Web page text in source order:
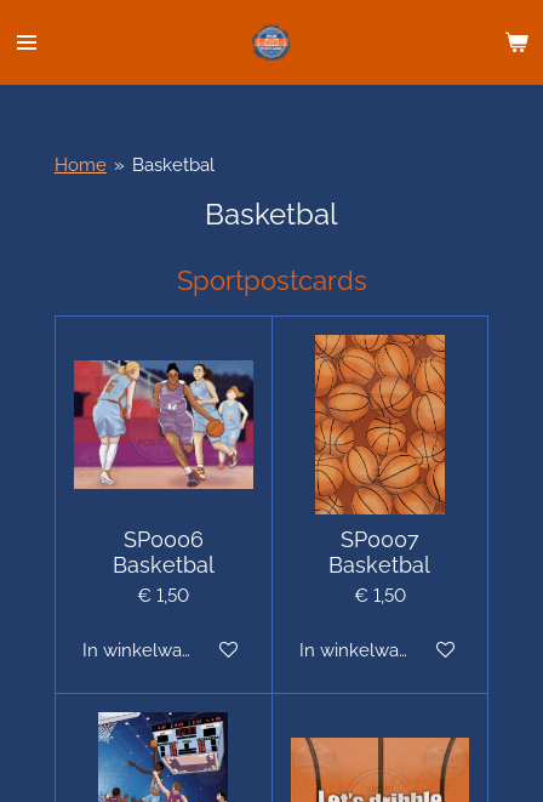
direct
Home » Basketbal
Basketbal
Sportpostcards
SP0006
Basketbal
€ 1,50
In winkelwagen
SP0007
Basketbal
€ 1,50
In winkelwagen